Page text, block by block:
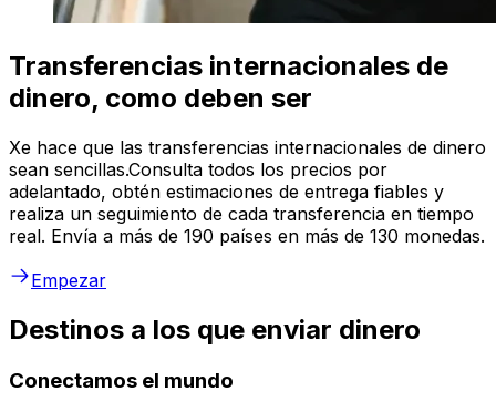
Transferencias internacionales de
dinero, como deben ser
Xe hace que las transferencias internacionales de dinero
sean sencillas.Consulta todos los precios por
adelantado, obtén estimaciones de entrega fiables y
realiza un seguimiento de cada transferencia en tiempo
real. Envía a más de 190 países en más de 130 monedas.
Empezar
Destinos a los que enviar dinero
Conectamos el mundo